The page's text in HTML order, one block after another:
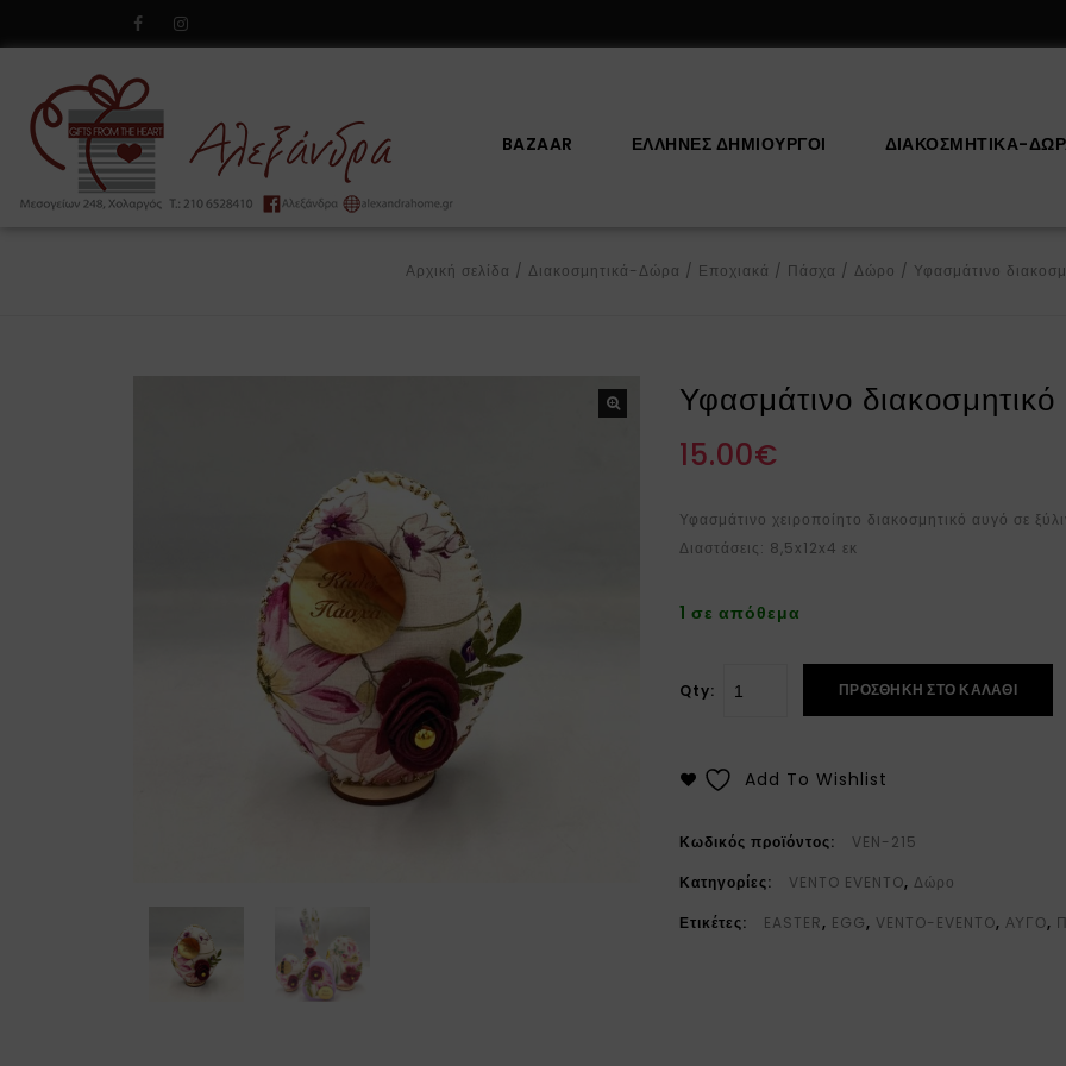
BAZAAR ΕΛΛΗΝΕΣ ΔΗΜΙΟΥΡΓΟΙ ΔΙΑΚΟΣΜΗΤΙΚΆ-
Αρχική σελίδα / Διακοσμητικά-Δώρα / Εποχιακά / Πάσχα / Δώρο / Υφασμάτινο
Υφασμάτινο
15.00€
Υφασμάτινο χειροποίητο διακοσμητικό αυγό σε
Διαστάσεις: 8,5x12x4 εκ
1 σε απόθεμα
Qty: ΠΡΟΣΘΉΚΗ ΣΤΟ ΚΑΛΆΘΙ
Add To Wishlist
Κωδικός προϊόντος:
VEN-215
Κατηγορίες:
VENTO EVENTO,Δώρο
Ετικέτες:
EASTER, EGG, VENTO-EVENTO,ΑΥΓΟ,